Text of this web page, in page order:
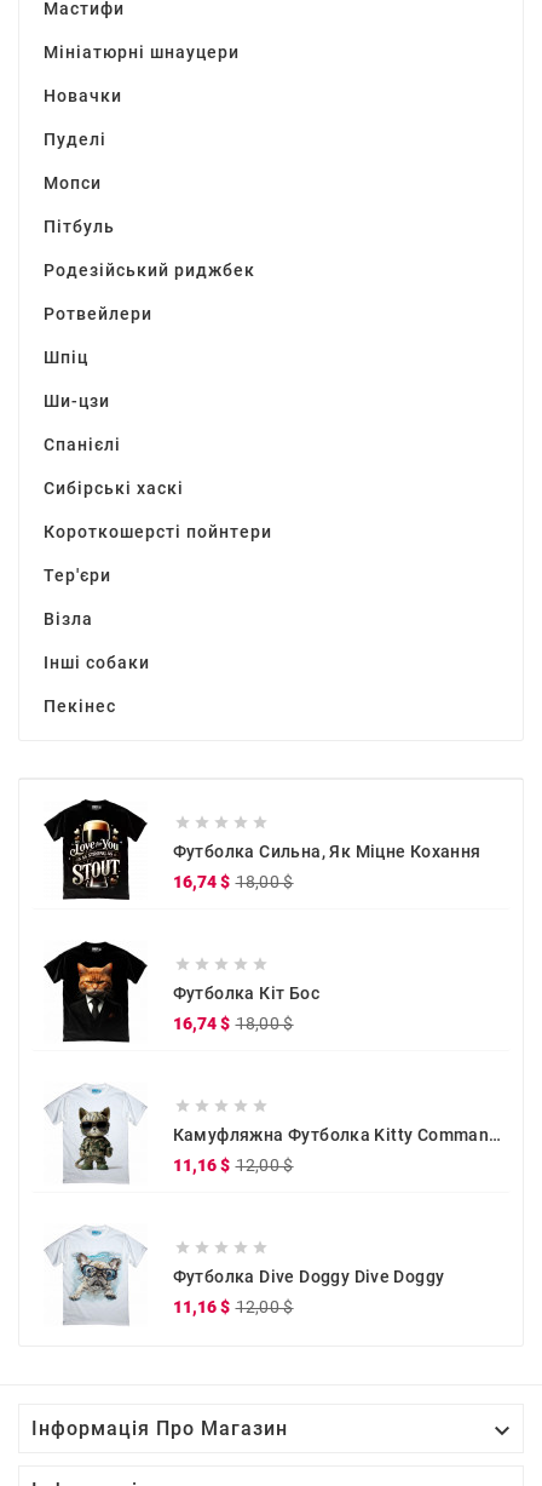
Мастифи
Мініатюрні шнауцери
Новачки
Пуделі
Мопси
Пітбуль
Родезійський риджбек
Ротвейлери
Шпіц
Ши-цзи
Спанієлі
Сибірські хаскі
Короткошерсті пойнтери
Тер'єри
Візла
Інші собаки
Пекінес
    
Футболка Сильна, Як Міцне Кохання
16,74 $ 18,00 $
    
Футболка Кіт Бос
16,74 $ 18,00 $
    
Камуфляжна Футболка Kitty Commander
11,16 $ 12,00 $
    
Футболка Dive Doggy Dive Doggy
11,16 $ 12,00 $
Інформація Про Магазин 